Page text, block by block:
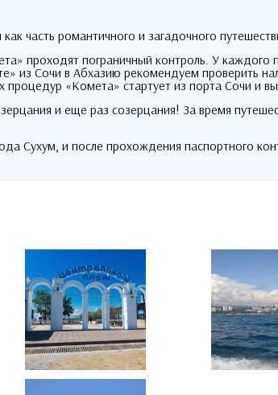
часть романтичного и загадочного
проходят пограничный контроль У каждого
из Сочи в Абхазию рекомендуем проверить
«Комета» стартует из порта Сочи и
и еще раз созерцания! За время
Сухум, и после прохождения паспортного